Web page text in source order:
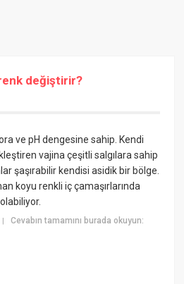
değiştirir?
ve pH dengesine sahip. Kendi
vajina çeşitli salgılara sahip
şaşırabilir kendisi asidik bir bölge.
koyu renkli iç çamaşırlarında
|Cevabın tamamını burada okuyun: